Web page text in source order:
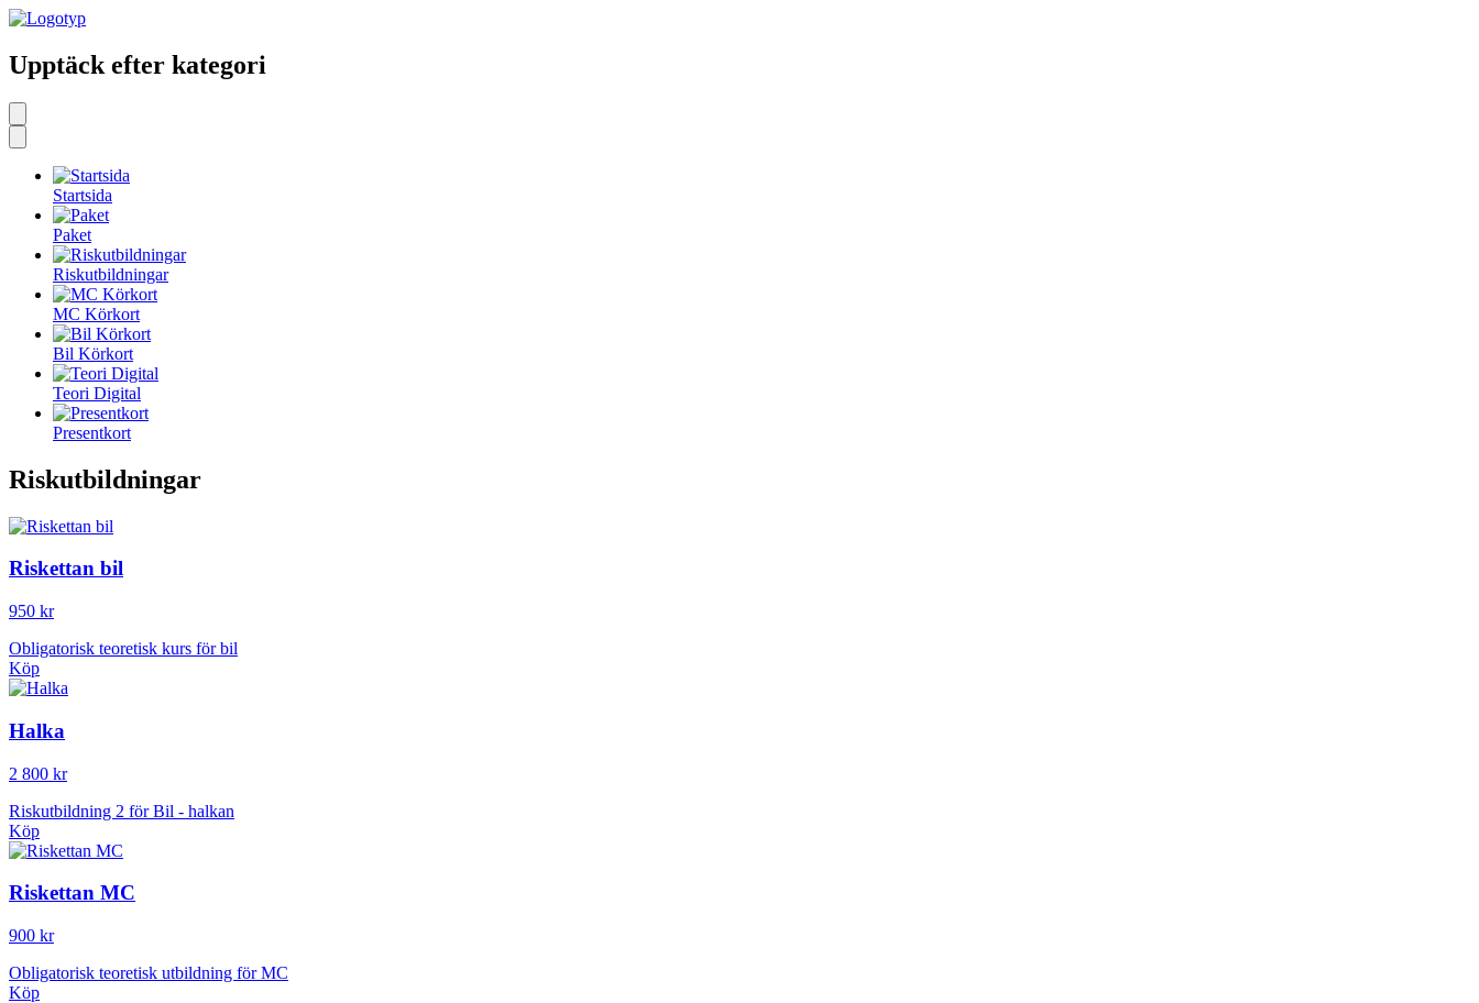
Upptäck efter kategori
Startsida
Paket
Riskutbildningar
MC Körkort
Bil Körkort
Teori Digital
Presentkort
Riskutbildningar
Riskettan bil
950 kr
Obligatorisk teoretisk kurs för bil
Köp
Halka
2 800 kr
Riskutbildning 2 för Bil - halkan
Köp
Riskettan MC
900 kr
Obligatorisk teoretisk utbildning för MC
Köp